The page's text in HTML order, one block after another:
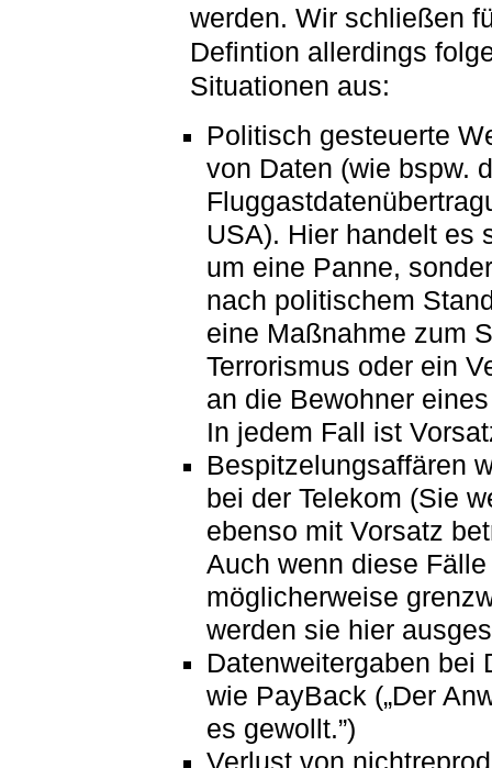
werden. Wir schließen
Defintion allerdings
Situationen aus:
Politisch gesteuerte
von Daten (wie bspw.
USA). Hier handelt es
um eine Panne,
nach politischem
eine Maßnahme zum
Terrorismus oder ein
an die Bewohner
In jedem Fall ist
Bespitzelungsaffären
bei der Telekom (Sie
ebenso mit Vorsatz
Auch wenn diese Fälle
möglicherweise
werden sie hier
Datenweitergaben bei
wie PayBack („Der
es gewollt.”)
Verlust von